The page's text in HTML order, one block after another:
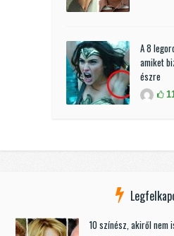
A 8
amiket
észre
10 színész, akiről nem